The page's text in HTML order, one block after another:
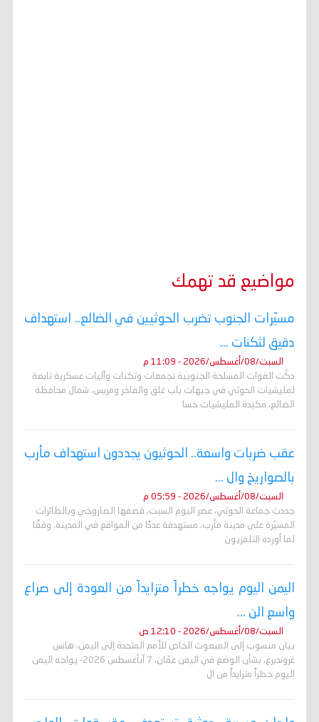
مواضيع قد تهمك
مسيّرات الجنوب تضرب الحوثيين في الضالع.. استهداف
دقيق لثكنات ...
السبت/08/أغسطس/2026 - 11:09 م
دكّت القوات المسلحة الجنوبية تجمعات وثكنات وآليات عسكرية تابعة
لمليشيات الحوثي في جبهات باب غلق والفاخر ومريس، شمال محافظة
الضالع، مكبدة المليشيات خسا
عقب ضربات واسعة.. الحوثيون يجددون استهداف مأرب
بالصواريخ وال ...
السبت/08/أغسطس/2026 - 05:59 م
جددت جماعة الحوثي، عصر اليوم السبت، قصفها الصاروخي وبالطائرات
المسيّرة على مدينة مأرب، مستهدفة عددًا من المواقع في المدينة، وفقًا
لما أورده التلفزيون
اليمن اليوم يواجه خطراً متزايداً من العودة إلى صراع
واسع الن ...
السبت/08/أغسطس/2026 - 12:10 ص
بيان منسوب إلى المبعوث الخاص للأمم المتحدة إلى اليمن، هانس
غروندبرغ، بشأن الوضع في اليمن عمّان، 7 آبأغسطس 2026- يواجه اليمن
اليوم خطراً متزايداً من ال